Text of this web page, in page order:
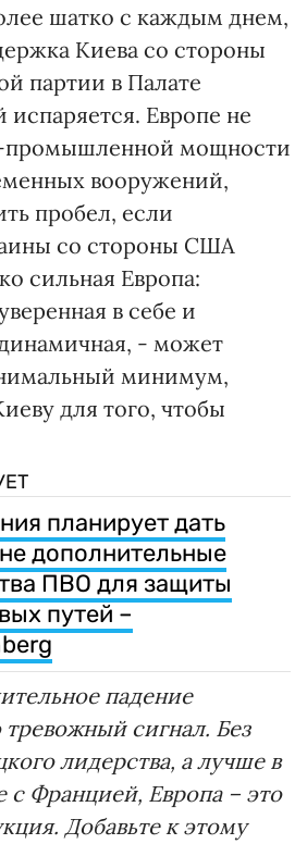
шатко с каждым днем,
Киева со стороны
партии в Палате
испаряется. Европе не
промышленной мощности
вооружений,
пробел, если
со стороны США
сильная Европа:
в себе и
- может
минимум,
для того, чтобы
планирует дать
дополнительные
ПВО для защиты
путей –
падение
сигнал. Без
лидерства, а лучше в
с Францией, Европа – это
Добавьте к этому